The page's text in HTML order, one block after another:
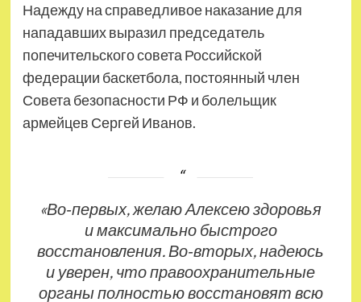
Надежду на справедливое наказание для
нападавших выразил председатель
попечительского совета Российской
федерации баскетбола, постоянный член
Совета безопасности РФ и болельщик
армейцев Сергей Иванов.
«Во‑первых, желаю Алексею здоровья
и максимально быстрого
восстановления. Во‑вторых, надеюсь
и уверен, что правоохранительные
органы полностью восстановят всю